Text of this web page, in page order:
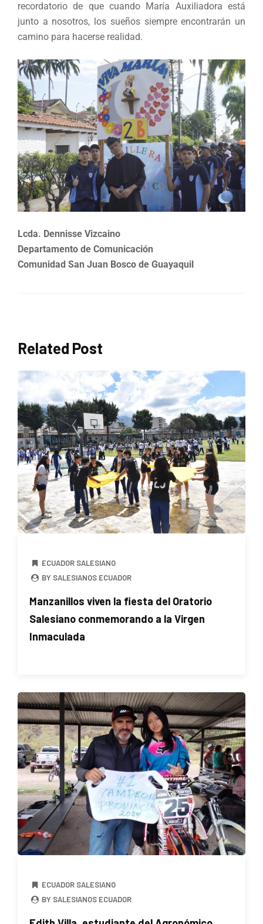
recordatorio de que cuando María Auxiliadora está
junto a nosotros, los sueños siempre encontrarán un
camino para hacerse realidad.
Lcda. Dennisse Vizcaino
Departamento de Comunicación
Comunidad San Juan Bosco de Guayaquil
Related Post
ECUADOR SALESIANO
BY SALESIANOS ECUADOR
Manzanillos viven la fiesta del Oratorio
Salesiano conmemorando a la Virgen
Inmaculada
ECUADOR SALESIANO
BY SALESIANOS ECUADOR